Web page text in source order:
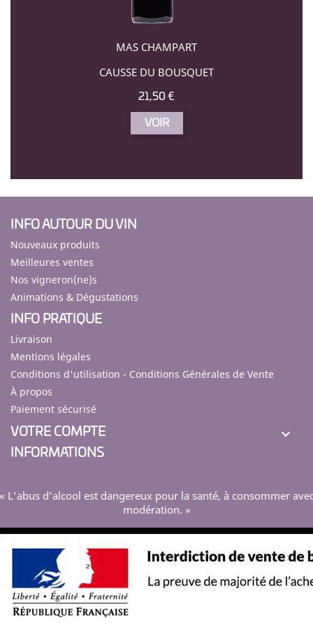
MAS CHAMPART
CAUSSE DU BOUSQUET
21,50 €
VOIR
INFO AUTOUR DU VIN
Nouveaux produits
Meilleures ventes
Nos vigneron(ne)s
Animations & Dégustations
INFO PRATIQUE
Livraison
Mentions légales
Conditions d'utilisation - Conditions Générales de Vente
À propos
Paiement sécurisé
VOTRE COMPTE 
INFORMATIONS
L’abus d’alcool est dangereux pour la santé, à consommer
modération. »